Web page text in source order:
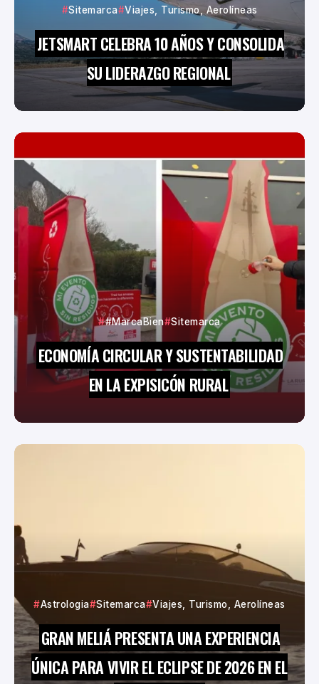
Sitemarca Viajes, Turismo, Aerolíneas
JETSMART CELEBRA 10 AÑOS Y CONSOLIDA
SU LIDERAZGO REGIONAL
#MarcaBien Sitemarca
ECONOMÍA CIRCULAR Y SUSTENTABILIDAD
EN LA EXPISICÓN RURAL
Astrologia Sitemarca Viajes, Turismo, Aerolíneas
GRAN MELIÁ PRESENTA UNA EXPERIENCIA
ÚNICA PARA VIVIR EL ECLIPSE DE 2026 EN EL